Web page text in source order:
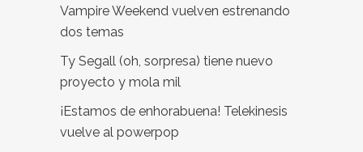
Vampire Weekend vuelven estrenando
dos temas
Ty Segall (oh, sorpresa) tiene nuevo
proyecto y mola mil
¡Estamos de enhorabuena! Telekinesis
vuelve al powerpop